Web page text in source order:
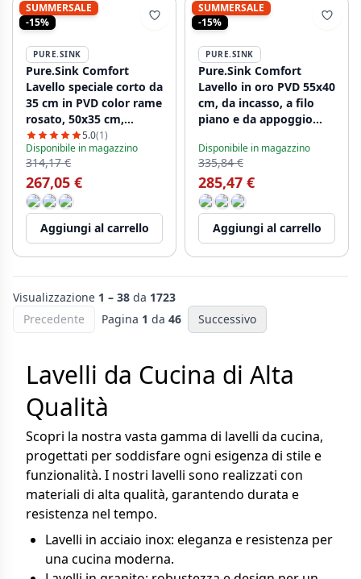
SUMMERSALE
-15%
PURE.SINK
Pure.Sink Comfort
Lavello speciale corto da
35 cm in PVD color rame
rosato, 50x35 cm,
salvaspazio PCM5035-62
5.0(1)
Disponibile in magazzino
314,17 €
267,05 €
Aggiungi al carrello
SUMMERSALE
-15%
PURE.SINK
Pure.Sink Comfort
Lavello in oro PVD 55x40
cm, da incasso, a filo
piano e da appoggio
Disponibile in magazzino
335,84 €
285,47 €
Aggiungi al carrello
Visualizzazione 1 – 38 da 1723
Precedente
Pagina 1 da 46 Successivo
Lavelli da Cucina di Alta
Qualità
Scopri la nostra vasta gamma di lavelli da cucina,
progettati per soddisfare ogni esigenza di stile e
funzionalità. I nostri lavelli sono realizzati con
materiali di alta qualità, garantendo durata e
resistenza nel tempo.
Lavelli in acciaio inox: eleganza e resistenza per
una cucina moderna.